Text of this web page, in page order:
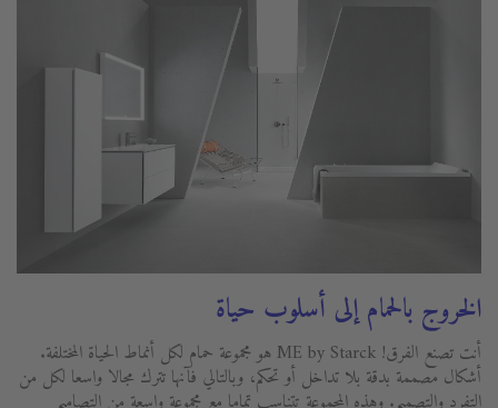
الخروج بالحمام إلى أسلوب حياة
أنت تصنع الفرق! ME by Starck هو مجموعة حمام لكل أنماط الحياة المختلفة.
أشكال مصممة بدقة بلا تداخل أو تحكم، وبالتالي فآنها تترك مجالا واسعا لكل من